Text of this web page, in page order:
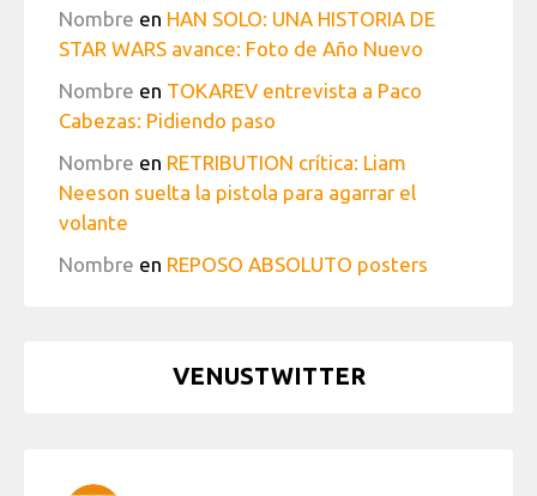
Nombre en HAN SOLO: UNA HISTORIA DE
STAR WARS avance: Foto de Año Nuevo
Nombre en TOKAREV entrevista a Paco
Cabezas: Pidiendo paso
Nombre en RETRIBUTION crítica: Liam
Neeson suelta la pistola para agarrar el
volante
Nombre en REPOSO ABSOLUTO posters
VENUSTWITTER